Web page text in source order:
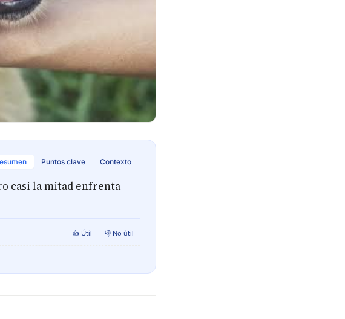
Puntos clave Contexto
casi la mitad enfrenta
👍 Útil 👎 No útil